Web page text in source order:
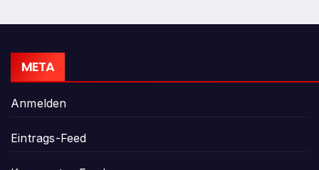
META
Anmelden
Eintrags-Feed